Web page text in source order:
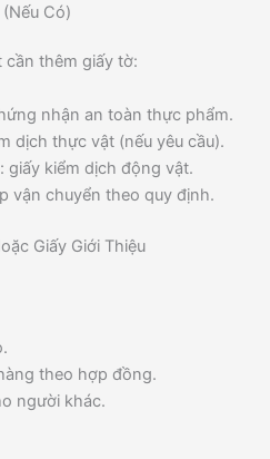
Có)
thêm giấy tờ:
nhận an toàn thực phẩm.
dịch thực vật (nếu yêu cầu).
giấy kiểm dịch động vật.
vận chuyển theo quy định.
Giấy Giới Thiệu
theo hợp đồng.
người khác.